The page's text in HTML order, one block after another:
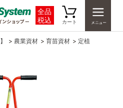
全品
税込
カート
> 農業資材 > 育苗資材 > 定植